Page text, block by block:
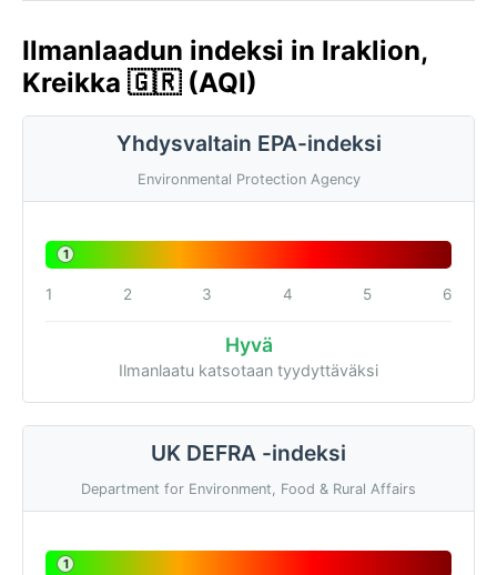
Ilmanlaadun indeksi in Iraklion,
Kreikka 🇬🇷 (AQI)
Yhdysvaltain EPA-indeksi
Environmental Protection Agency
1
1 2 3 4 5 6
Hyvä
Ilmanlaatu katsotaan tyydyttäväksi
UK DEFRA -indeksi
Department for Environment, Food & Rural Affairs
1